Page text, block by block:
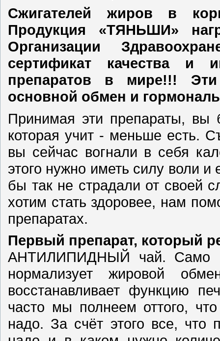
Сжигателей жиров в
Продукция «ТЯНЬШИ»
Организации
сертификат качества и
препаратов в мире!!!
основной обмен и
Принимая эти препараты, вы
которая учит - меньше есть.
вы сейчас вогнали в себя
этого нужно иметь силу воли
бы так не страдали от своей
хотим стать здоровее, нам
препаратах.
Первый препарат, который
АНТИЛИПИДНЫЙ чай. Само
нормализует жировой
восстанавливает функцию
часто мы полнеем оттого,
надо. За счёт этого все, что